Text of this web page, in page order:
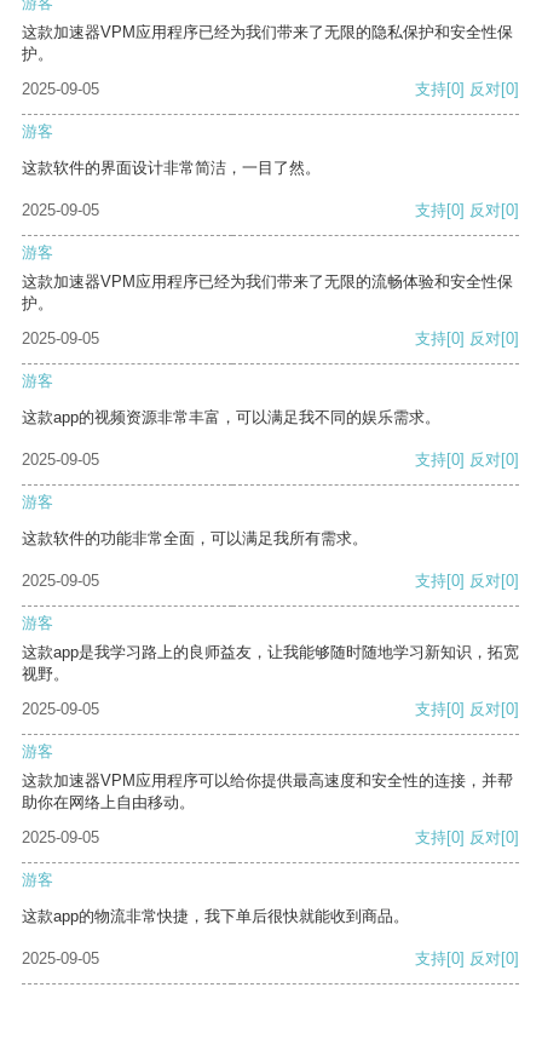
这款加速器VPM应用程序已经为我们带来了无限的隐私保护和安全性保
护。
2025-09-05
支持[0] 反对[0]
游客
这款软件的界面设计非常简洁，一目了然。
2025-09-05 支持[0] 反对[0]
游客
这款加速器VPM应用程序已经为我们带来了无限的流畅体验和安全性保
护。
2025-09-05
支持[0] 反对[0]
游客
这款app的视频资源非常丰富，可以满足我不同的娱乐需求。
2025-09-05 支持[0] 反对[0]
游客
这款软件的功能非常全面，可以满足我所有需求。
2025-09-05 支持[0] 反对[0]
游客
这款app是我学习路上的良师益友，让我能够随时随地学习新知识，拓宽
视野。
2025-09-05
支持[0] 反对[0]
游客
这款加速器VPM应用程序可以给你提供最高速度和安全性的连接，并帮
助你在网络上自由移动。
2025-09-05
支持[0] 反对[0]
游客
这款app的物流非常快捷，我下单后很快就能收到商品。
2025-09-05 支持[0] 反对[0]